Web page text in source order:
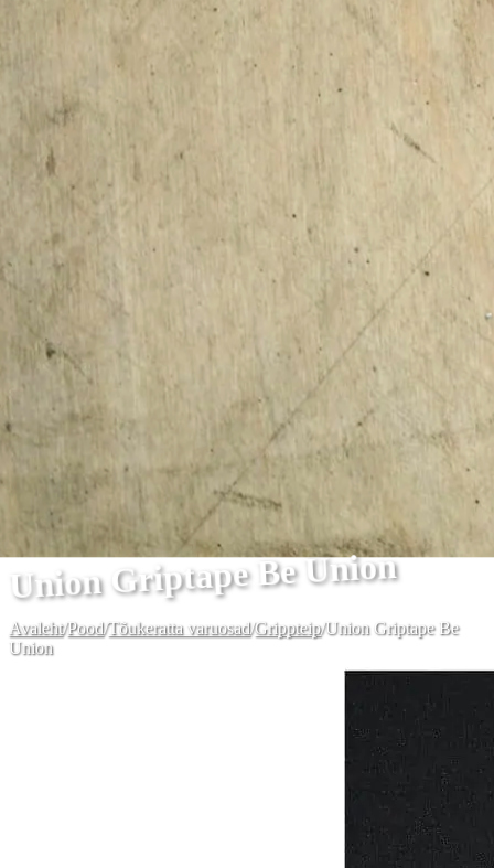
Union Griptape Be Union
Avaleht/Pood/Tõukeratta varuosad/Grippteip/Union Griptape Be
Union